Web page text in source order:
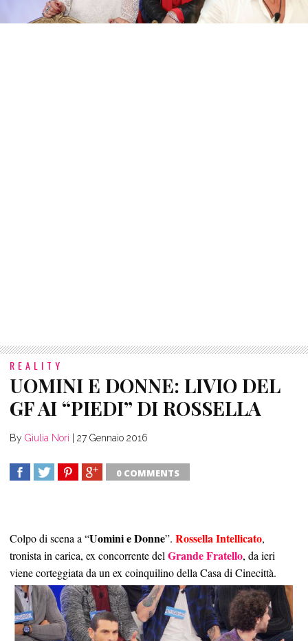
REALITY
UOMINI E DONNE: LIVIO DEL
GF AI “PIEDI” DI ROSSELLA
By Giulia Nori 27 Gennaio 2016
0 COMMENTS
Colpo di scena a “Uomini e Donne”. Rossella Intellicato,
tronista in carica, ex concorrente delGrande Fratello, da ieri
viene corteggiata da un ex coinquilino della Casa di Cinecittà.